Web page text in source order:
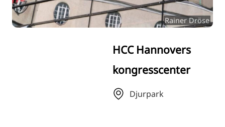
FI
ZH
JA
UK
Rainer Dröse
HCC Hannovers
kongresscenter
Djurpark